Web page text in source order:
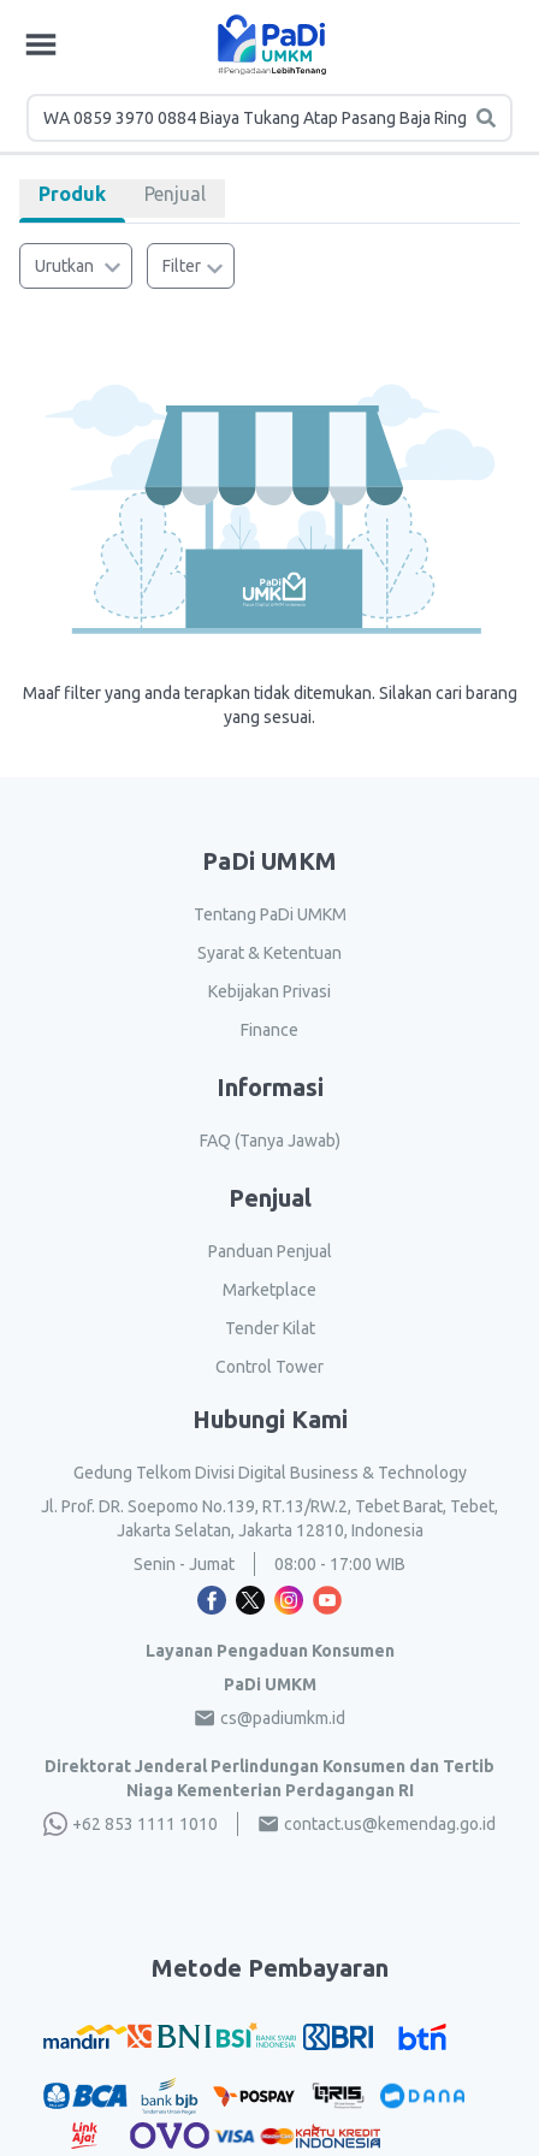
Produk Penjual
Urutkan Filter
Maaf filter yang anda terapkan tidak ditemukan. Silakan cari barang
yang sesuai.
PaDi UMKM
Tentang PaDi UMKM
Syarat & Ketentuan
Kebijakan Privasi
Finance
Informasi
FAQ (Tanya Jawab)
Penjual
Panduan Penjual
Marketplace
Tender Kilat
Control Tower
Hubungi Kami
Gedung Telkom Divisi Digital Business & Technology
Jl. Prof. DR. Soepomo No.139, RT.13/RW.2, Tebet Barat, Tebet,
Jakarta Selatan, Jakarta 12810, Indonesia
Senin - Jumat
08:00 - 17:00 WIB
Layanan Pengaduan Konsumen
PaDi UMKM
cs@padiumkm.id
Direktorat Jenderal Perlindungan Konsumen dan Tertib
Niaga Kementerian Perdagangan RI
+62 853 1111 1010
contact.us@kemendag.go.id
Metode Pembayaran